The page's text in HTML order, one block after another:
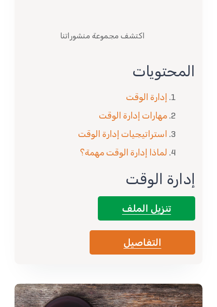
اكتشف مجموعة منشوراتنا
المحتويات
إدارة الوقت
مهارات إدارة الوقت
استراتيجيات إدارة الوقت
لماذا إدارة الوقت مهمة؟
إدارة الوقت
تنزيل الملف
التفاصيل